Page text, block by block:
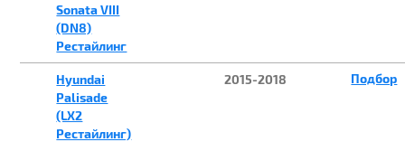
Sonata VIII
(DN8)
Рестайлинг
Hyundai
Palisade
(LX2
Рестайлинг)
2015-2018 Подбор